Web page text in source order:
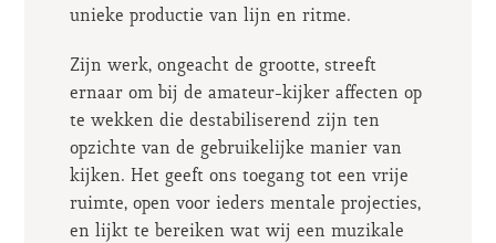
unieke productie van lijn en ritme.
Zijn werk, ongeacht de grootte, streeft
ernaar om bij de amateur-kijker affecten op
te wekken die destabiliserend zijn ten
opzichte van de gebruikelijke manier van
kijken. Het geeft ons toegang tot een vrije
ruimte, open voor ieders mentale projecties,
en lijkt te bereiken wat wij een muzikale